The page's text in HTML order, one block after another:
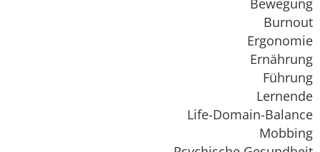
Burnout
Ergonomie
Ernährung
Führung
Lernende
Life-Domain-Balance
Mobbing